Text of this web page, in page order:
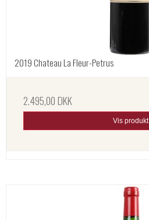
2019 Chateau La Fleur-Petrus
2.495,00 DKK
Vis produkt